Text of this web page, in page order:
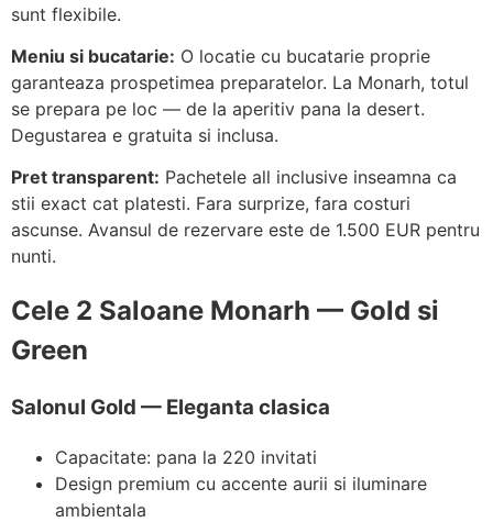
sunt flexibile.
Meniu si bucatarie: O locatie cu bucatarie proprie
garanteaza prospetimea preparatelor. La Monarh, totul
se prepara pe loc — de la aperitiv pana la desert.
Degustarea e gratuita si inclusa.
Pret transparent: Pachetele all inclusive inseamna ca
stii exact cat platesti. Fara surprize, fara costuri
ascunse. Avansul de rezervare este de 1.500 EUR pentru
nunti.
Cele 2 Saloane Monarh — Gold si
Green
Salonul Gold — Eleganta clasica
Capacitate: pana la 220 invitati
Design premium cu accente aurii si iluminare
ambientala